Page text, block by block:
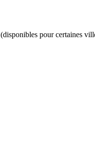
(disponibles pour certaines